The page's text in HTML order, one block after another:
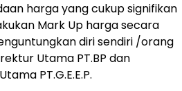
harga yang cukup signifikan
Mark Up harga secara
diri sendiri /orang
Utama PT.BP dan
PT.G.E.E.P.